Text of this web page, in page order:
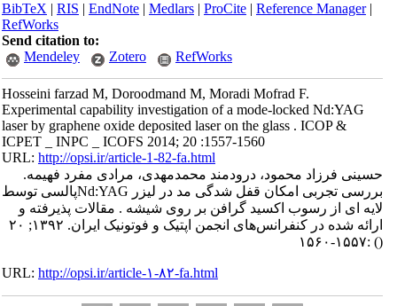
BibTeX|RIS|EndNote|Medlars|ProCite|Reference Manager
RefWorks
Send citation to:
Mendeley
Zotero RefWorks
Hosseini farzad M, Doroodmand M, Moradi Mofrad F.
Experimental capability investigation of a mode-locked Nd:YAG
laser by graphene oxide deposited laser on the glass . ICOP &
ICPET _ INPC _ ICOFS 2014; 20 :1557-1560
URL:http://opsi.ir/article-1-82-fa.html
حسینی فرزاد محمود، درودمند محمدمهدی، مرادی مفرد فهیمه.
بررسی تجربی امکان قفل شدگی مد در لیزر Nd:YAGپالسی توسط
لایه ای از رسوب اکسید گرافن بر روی شیشه . مقالات پذیرفته و
ارائه شده در کنفرانس‌های انجمن اپتیک و فوتونیک ایران. ۱۳۹۲; ۲۰
:۱۵۵۷-۱۵۶۰
URL:http://opsi.ir/article-۱-۸۲-fa.html